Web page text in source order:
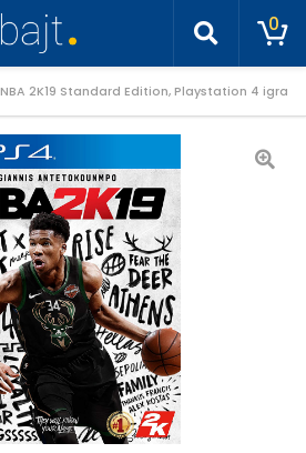
0
NBA 2K19 Standard Edition, Playstation 4 igra